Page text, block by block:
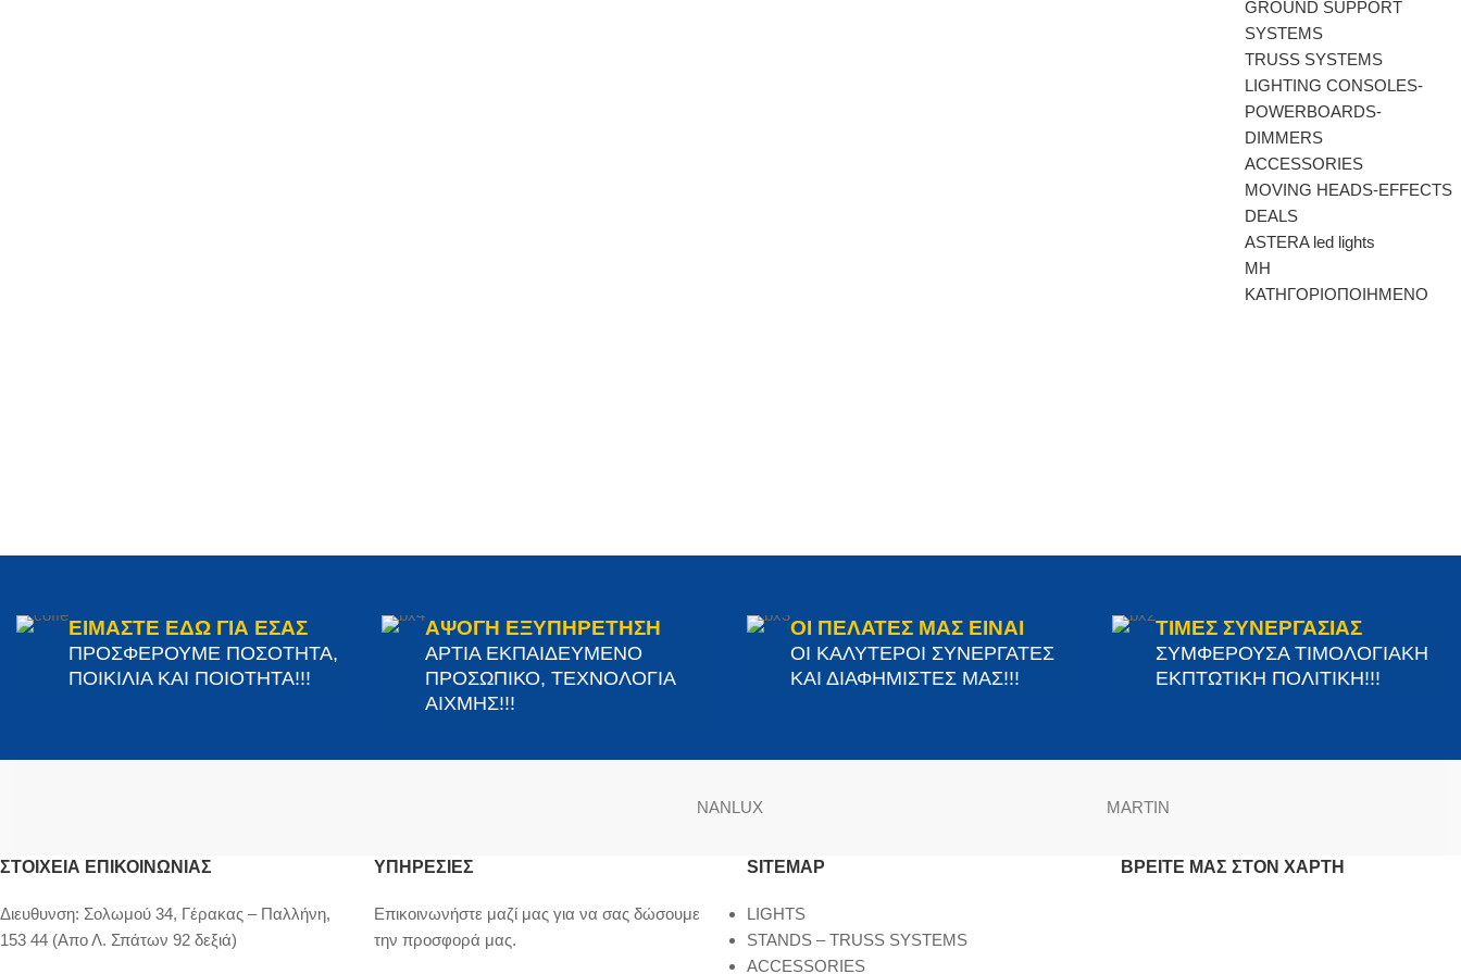
GROUND SUPPORT
SYSTEMS
TRUSS SYSTEMS
LIGHTING CONSOLES-
POWERBOARDS-
DIMMERS
ACCESSORIES
MOVING HEADS-EFFECTS
DEALS
ASTERA led lights
ΜΗ
ΚΑΤΗΓΟΡΙΟΠΟΙΗΜΕΝΟ
ΕΙΜΑΣΤΕ ΕΔΩ ΓΙΑ ΕΣΑΣ
ΠΡΟΣΦΕΡΟΥΜΕ ΠΟΣΟΤΗΤΑ,
ΠΟΙΚΙΛΙΑ ΚΑΙ ΠΟΙΟΤΗΤΑ!!!
ΑΨΟΓΗ ΕΞΥΠΗΡΕΤΗΣΗ
ΑΡΤΙΑ ΕΚΠΑΙΔΕΥΜΕΝΟ
ΠΡΟΣΩΠΙΚΟ, ΤΕΧΝΟΛΟΓΙΑ
ΑΙΧΜΗΣ!!!
ΟΙ ΠΕΛΑΤΕΣ ΜΑΣ ΕΙΝΑΙ
ΟΙ ΚΑΛΥΤΕΡΟΙ ΣΥΝΕΡΓΑΤΕΣ
ΚΑΙ ΔΙΑΦΗΜΙΣΤΕΣ ΜΑΣ!!!
ΤΙΜΕΣ ΣΥΝΕΡΓΑΣΙΑΣ
ΣΥΜΦΕΡΟΥΣΑ ΤΙΜΟΛΟΓΙΑΚΗ
ΕΚΠΤΩΤΙΚΗ ΠΟΛΙΤΙΚΗ!!!
NANLUX MARTIN
ΣΤΟΙΧΕΊΑ ΕΠΙΚΟΙΝΩΝΊΑΣ
Διευθυνση: Σολωμού 34, Γέρακας – Παλλήνη,
153 44 (Απο Λ. Σπάτων 92 δεξιά)
ΥΠΗΡΕΣΙΕΣ
Επικοινωνήστε μαζί μας για να σας δώσουμε
την προσφορά μας.
SITEMAP
LIGHTS
STANDS – TRUSS SYSTEMS
ACCESSORIES
ΒΡΕΊΤΕ ΜΑΣ ΣΤΟΝ ΧΆΡΤΗ